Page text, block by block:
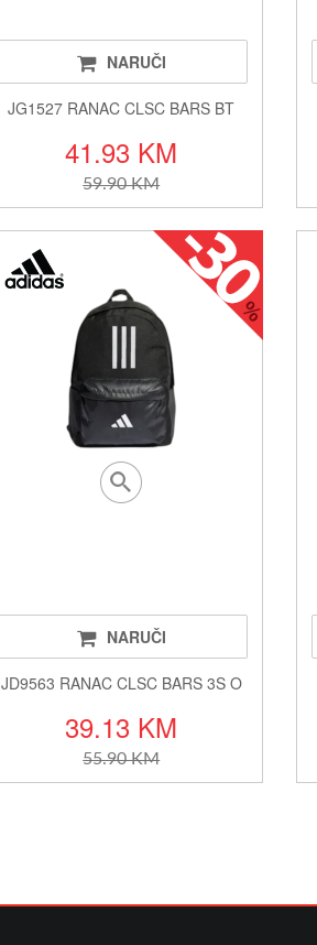
NARUČI
JG1527 RANAC CLSC BARS BT
41.93 KM
59.90 KM
NARUČI
JD9563 RANAC CLSC BARS 3S O
39.13 KM
55.90 KM